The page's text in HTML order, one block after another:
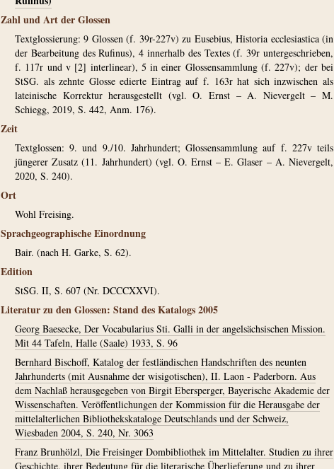
Zahl und Art der Glossen
Textglossierung: 9 Glossen (f. 39r-227v) zu Eusebius, Historia ecclesiastica (in
der Bearbeitung des Rufinus), 4 innerhalb des Textes (f. 39r untergeschrieben,
f. 117r und v [2] interlinear), 5 in einer Glossensammlung (f. 227v); der bei
StSG. als zehnte Glosse edierte Eintrag auf f. 163r hat sich inzwischen als
lateinische Korrektur herausgestellt (vgl. O. Ernst – A. Nievergelt – M.
Schiegg, 2019, S. 442, Anm. 176).
Zeit
Textglossen: 9. und 9./10. Jahrhundert; Glossensammlung auf f. 227v teils
jüngerer Zusatz (11. Jahrhundert) (vgl. O. Ernst – E. Glaser – A. Nievergelt,
2020, S. 240).
Ort
Wohl Freising.
Sprachgeographische Einordnung
Bair. (nach H. Garke, S. 62).
Edition
StSG. II, S. 607 (Nr. DCCCXXVI).
Literatur zu den Glossen: Stand des Katalogs 2005
Georg Baesecke, Der Vocabularius Sti. Galli in der angelsächsischen Mission.
Mit 44 Tafeln, Halle (Saale) 1933, S. 96
Bernhard Bischoff, Katalog der festländischen Handschriften des neunten
Jahrhunderts (mit Ausnahme der wisigotischen), II. Laon - Paderborn. Aus
dem Nachlaß herausgegeben von Birgit Ebersperger, Bayerische Akademie der
Wissenschaften. Veröffentlichungen der Kommission für die Herausgabe der
mittelalterlichen Bibliothekskataloge Deutschlands und der Schweiz,
Wiesbaden 2004, S. 240, Nr. 3063
Franz Brunhölzl, Die Freisinger Dombibliothek im Mittelalter. Studien zu ihrer
Geschichte, ihrer Bedeutung für die literarische Überlieferung und zu ihrer